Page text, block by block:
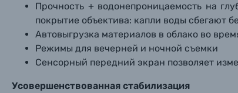
Прочность + водонепроницаемость на
покрытие объектива: капли воды сбегают
Автовыгрузка материалов в облако во
Режимы для вечерней и ночной съемки
Сенсорный передний экран позволяет
Усовершенствованная стабилизация